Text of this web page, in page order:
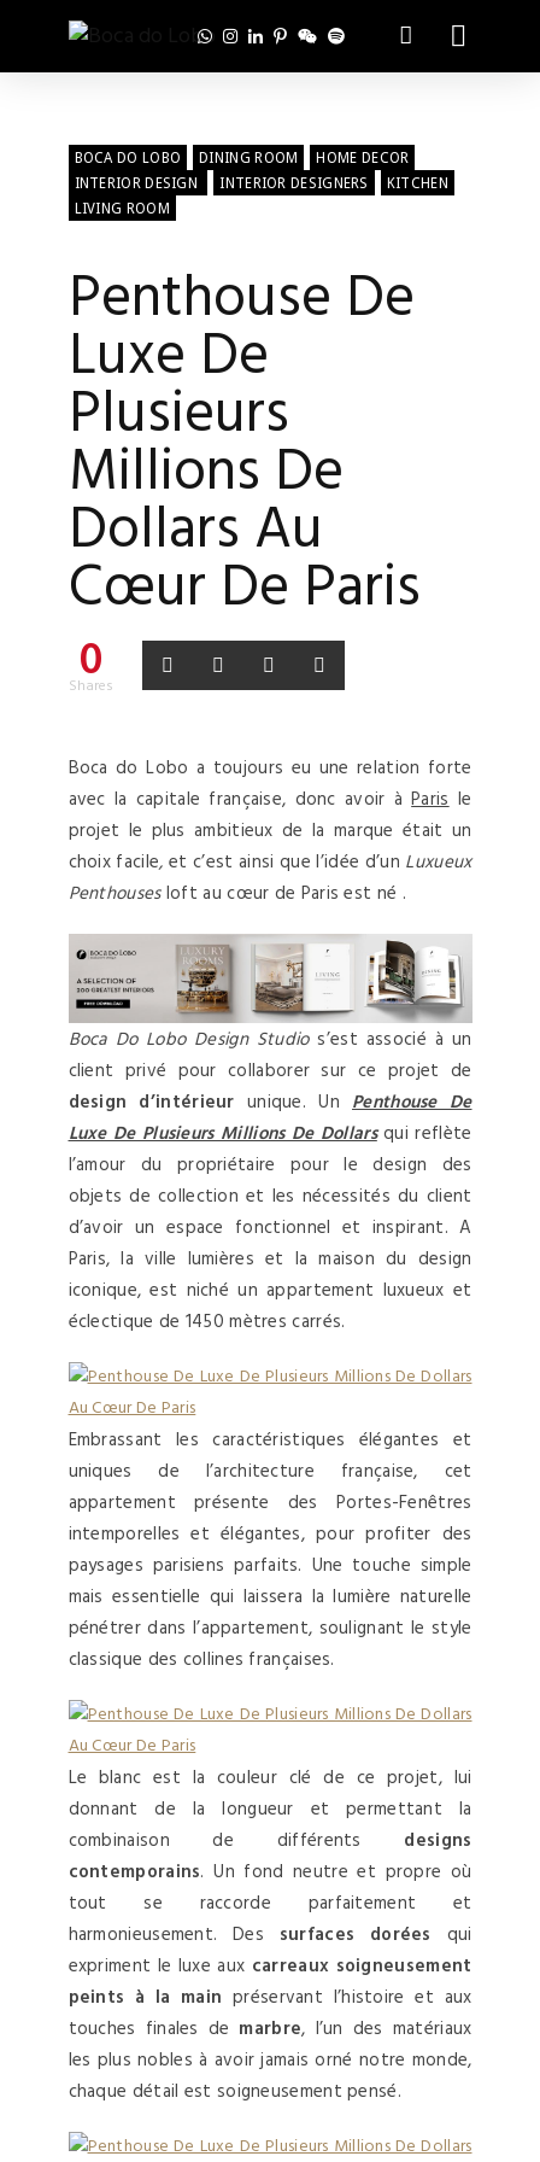
BOCA DO LOBO DINING ROOM
HOME DECOR
INTERIOR DESIGN
INTERIOR DESIGNERS
KITCHEN
LIVING ROOM
Penthouse De
Luxe De
Plusieurs
Millions De
Dollars Au
Cœur De Paris
0
Shares
Boca do Lobo a toujours eu une relation forte
avec la capitale française, donc avoir àParisle
projet le plus ambitieux de la marque était un
choix facile,et c’est ainsi que l’idée d’un Luxueux
Penthousesloft au cœur de Paris est né .
Boca Do Lobo Design Studios’est associé à un
client privé pour collaborer sur ce projet de
design d’intérieur unique. UnPenthouse De
Luxe De Plusieurs Millions De Dollarsqui reflète
l’amour du propriétaire pour le design des
objets de collection et les nécessités du client
d’avoir un espace fonctionnel et inspirant. A
Paris, la ville lumières et la maison du design
iconique, est niché un appartement luxueux et
éclectique de 1450 mètres carrés.
Embrassant les caractéristiques élégantes et
uniques de l’architecture française, cet
appartement présente des Portes-Fenêtres
intemporelles et élégantes, pour profiter des
paysages parisiens parfaits. Une touche simple
mais essentielle qui laissera la lumière naturelle
pénétrer dans l’appartement, soulignant le style
classique des collines françaises.
Le blanc est la couleur clé de ce projet, lui
donnant de la longueur et permettant la
combinaison de différents designs
contemporains. Un fond neutre et propre où
tout se raccorde parfaitement et
harmonieusement. Des surfaces dorées qui
expriment le luxe aux carreaux soigneusement
peints à la main préservant l’histoire et aux
touches finales de marbre, l’un des matériaux
les plus nobles à avoir jamais orné notre monde,
chaque détail est soigneusement pensé.